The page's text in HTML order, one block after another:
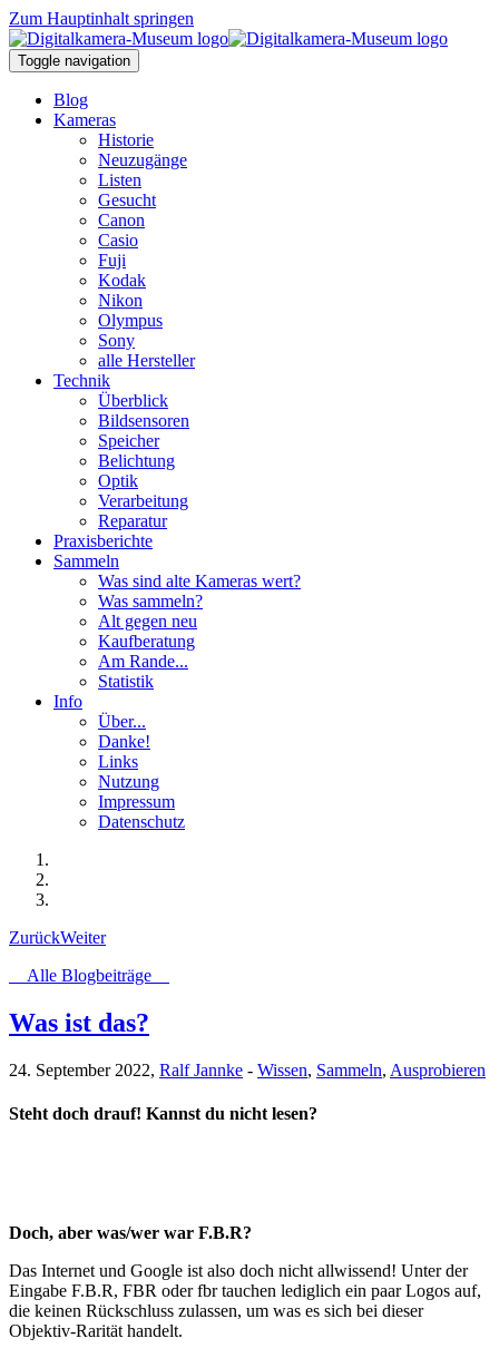
Zum Hauptinhalt springen
Toggle navigation
Blog
Kameras
Historie
Neuzugänge
Listen
Gesucht
Canon
Casio
Fuji
Kodak
Nikon
Olympus
Sony
alle Hersteller
Technik
Überblick
Bildsensoren
Speicher
Belichtung
Optik
Verarbeitung
Reparatur
Praxisberichte
Sammeln
Was sind alte Kameras wert?
Was sammeln?
Alt gegen neu
Kaufberatung
Am Rande...
Statistik
Info
Über...
Danke!
Links
Nutzung
Impressum
Datenschutz
ZurückWeiter
Alle Blogbeiträge
Was ist das?
24. September 2022, Ralf Jannke - Wissen, Sammeln, Ausprobieren
Steht doch drauf! Kannst du nicht lesen?
Doch, aber was/wer war F.B.R?
Das Internet und Google ist also doch nicht allwissend! Unter der
Eingabe F.B.R, FBR oder fbr tauchen lediglich ein paar Logos auf,
die keinen Rückschluss zulassen, um was es sich bei dieser
Objektiv-Rarität handelt.